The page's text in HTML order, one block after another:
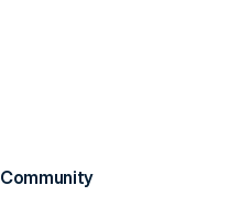
Community